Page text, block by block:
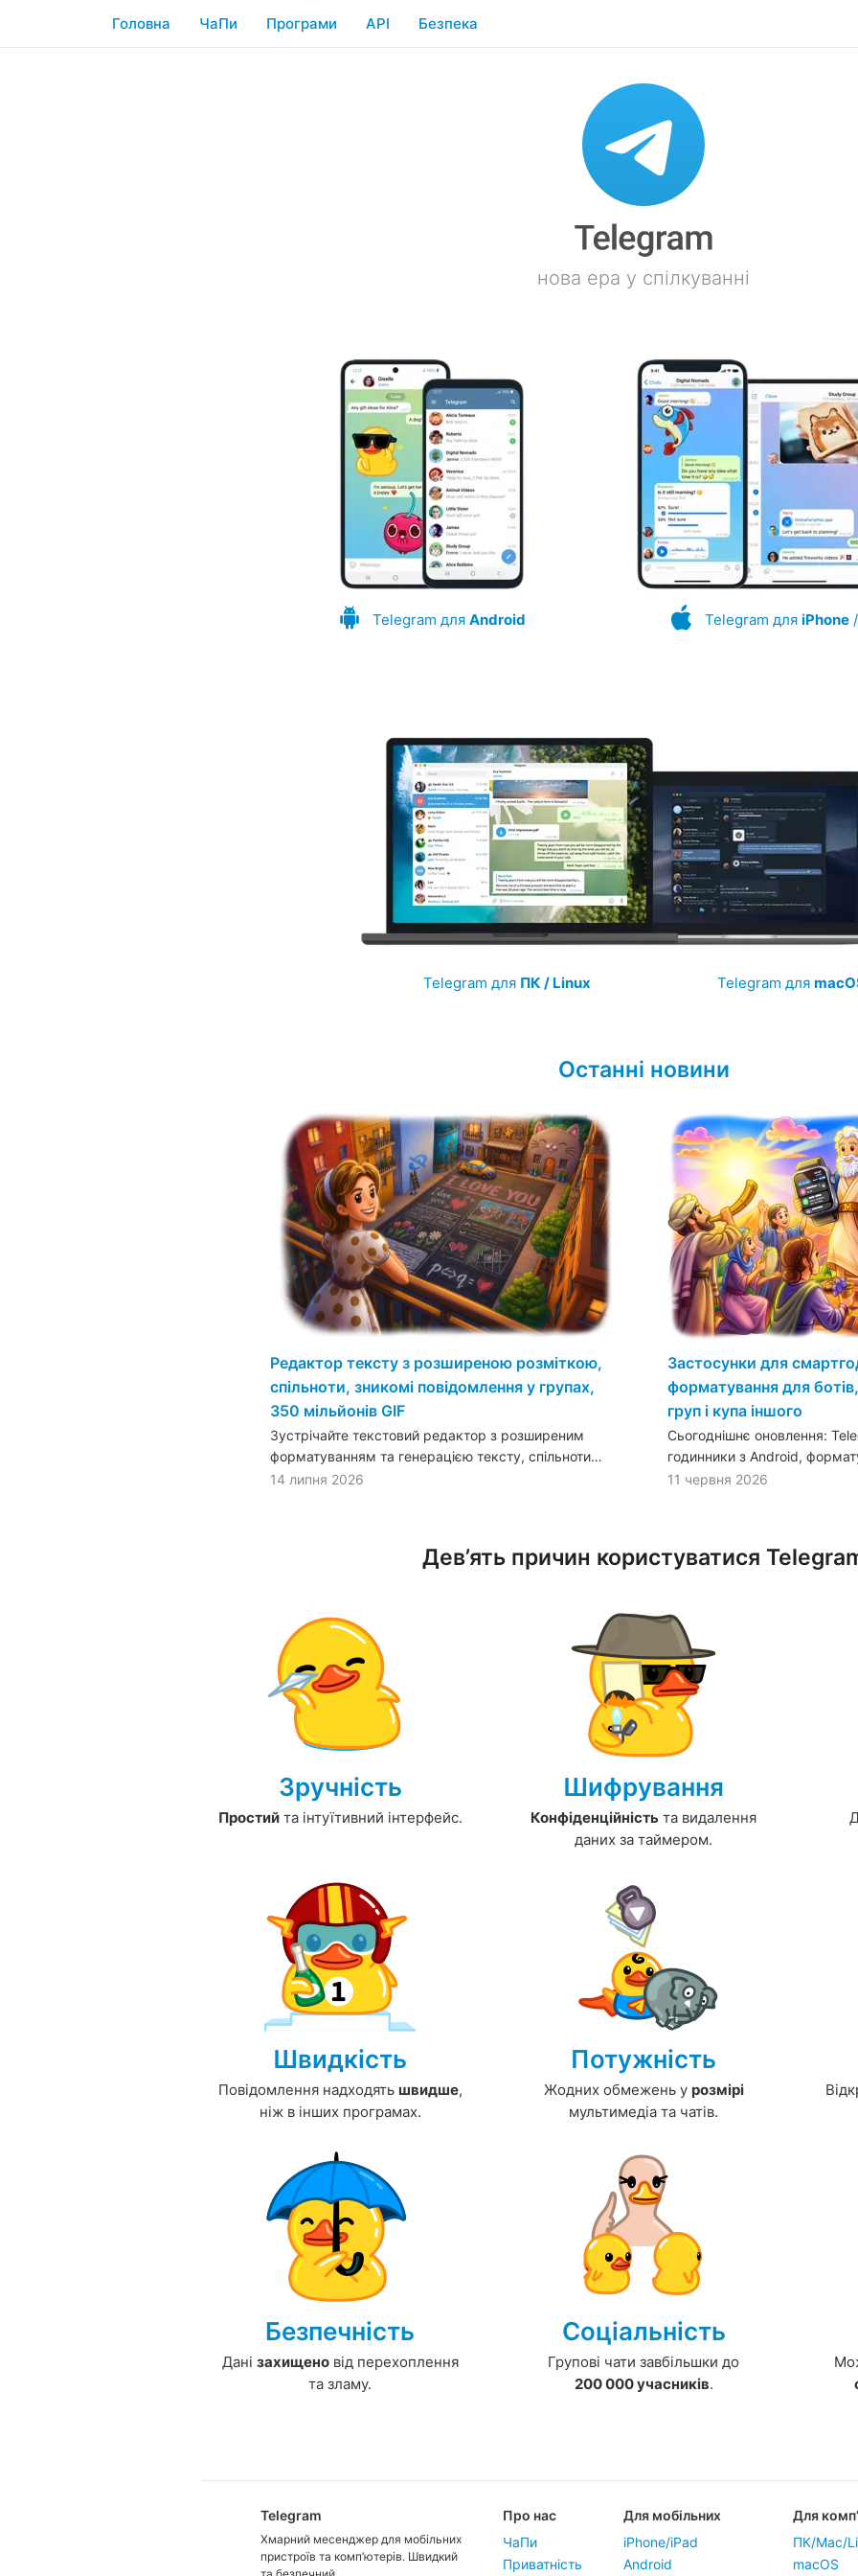
Головна ЧаПи Програми API Безпека
нова ера у спілкуванні
Telegram для Android Telegram для iPhone
Telegram для ПК / Linux Telegram для
Останні новини
Редактор тексту з розширеною розміткою,
спільноти, зникомі повідомлення у групах,
350 мільйонів GIF
Зустрічайте текстовий редактор з розширеним
форматуванням та генерацією тексту, спільноти…
14 липня 2026
Застосунки для
форматування для
груп і купа іншого
Сьогоднішнє оновлення:
годинники з Android,
11 червня 2026
Дев’ять причин користуватися
Зручність
Простийта інтуїтивний інтерфейс.
Шифрування
Конфіденційність та видалення
даних за таймером.
Швидкість
Повідомлення надходять швидше,
ніж в інших програмах.
Потужність
Жодних обмежень у розмірі
мультимедіа та чатів.
Безпечність
Дані захищеновід перехоплення
та зламу.
Соціальність
Групові чати завбільшки до
200 000 учасників.
Telegram
Хмарний месенджер для мобільних
пристроїв та комп’ютерів. Швидкий
Про нас
ЧаПи
Приватність
Для мобільних
iPhone/iPad
Android
Для
ПК/Mac/
macOS